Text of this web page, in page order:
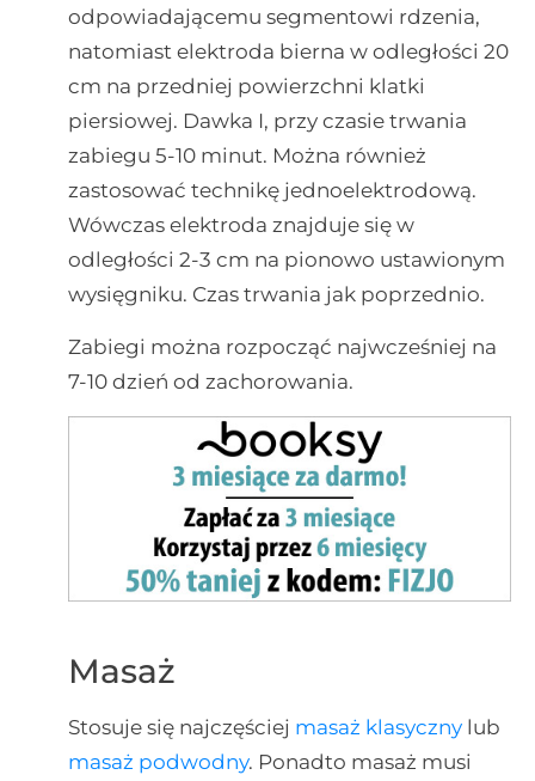
odpowiadającemu segmentowi rdzenia,
natomiast elektroda bierna w odległości 20
cm na przedniej powierzchni klatki
piersiowej. Dawka I, przy czasie trwania
zabiegu 5-10 minut. Można również
zastosować technikę jednoelektrodową.
Wówczas elektroda znajduje się w
odległości 2-3 cm na pionowo ustawionym
wysięgniku. Czas trwania jak poprzednio.
Zabiegi można rozpocząć najwcześniej na
7-10 dzień od zachorowania.
Masaż
Stosuje się najczęściej masaż klasyczny lub
masaż podwodny. Ponadto masaż musi